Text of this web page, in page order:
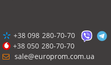
+38 098 280-70-70
+38 050 280-70-70
sale@europrom.com.ua